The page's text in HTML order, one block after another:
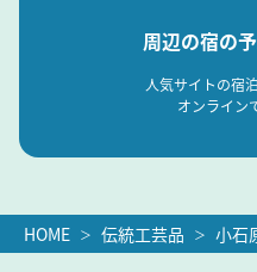
周辺の宿の
人気サイトの宿
オンライン
HOME 伝統工芸品 小石